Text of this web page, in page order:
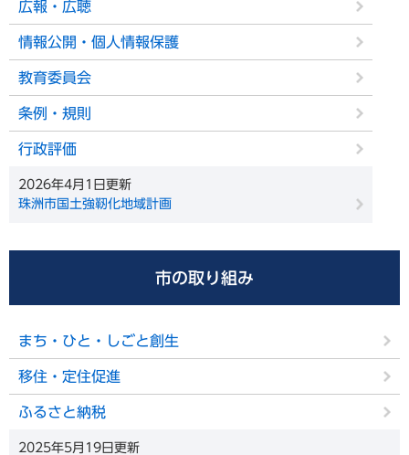
広報・広聴
情報公開・個人情報保護
教育委員会
条例・規則
行政評価
2026年4月1日更新
珠洲市国土強靭化地域計画
市の取り組み
まち・ひと・しごと創生
移住・定住促進
ふるさと納税
2025年5月19日更新